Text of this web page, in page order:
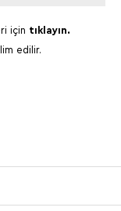
için tıklayın.
edilir.